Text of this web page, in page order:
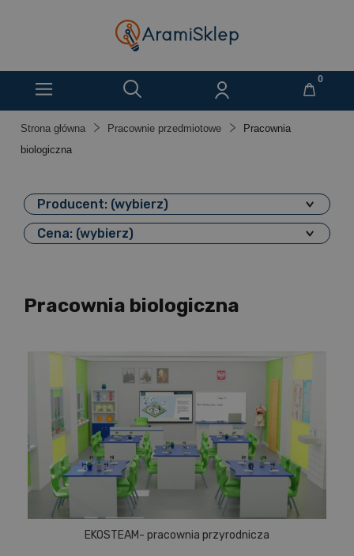
Strona główna Pracownie przedmiotowe
Pracownia
biologiczna
Producent: (wybierz)
Cena: (wybierz)
Pracownia biologiczna
EKOSTEAM- pracownia przyrodnicza